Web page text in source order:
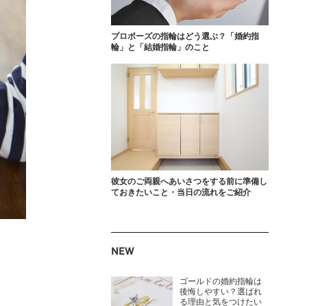
プロポーズの指輪はどう選ぶ？「婚約指
輪」と「結婚指輪」のこと
彼女のご両親へあいさつをする前に準備し
ておきたいこと・当日の流れをご紹介
NEW
ゴールドの婚約指輪は
後悔しやすい？選ばれ
る理由と気をつけたい